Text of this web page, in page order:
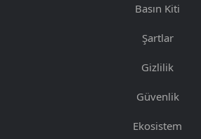
Basın Kiti
Şartlar
Gizlilik
Güvenlik
Ekosistem